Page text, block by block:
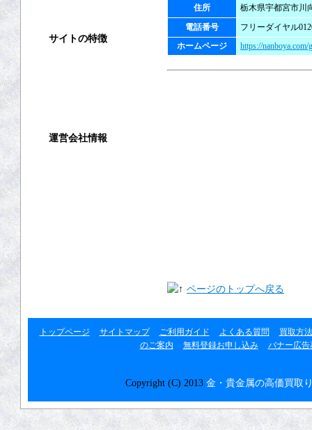
住所
栃木県宇都宮市川
電話番号
フリーダイヤル
ホームページ
https://
ページのトップへ戻る
サイトの特徴
運営会社情報
トップページ サイトマップ ご利用ガイド よくある質問
買取方法
のご案内
無料登録お申し込み バナー広告
Copyright (C) 2013 金・貴金属の高価買取